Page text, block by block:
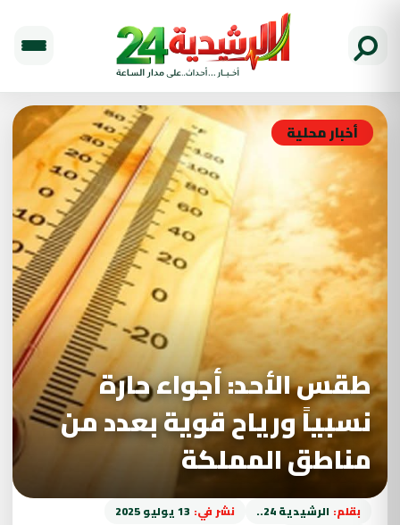
أخبار محلية
طقس الأحد: أجواء حارة
نسبياً ورياح قوية بعدد من
مناطق المملكة
بقلم: الرشيدية 24.. نشر في: 13 يوليو 2025